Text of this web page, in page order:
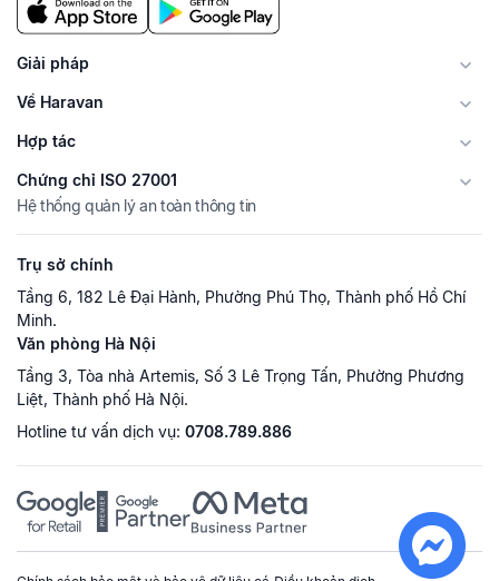
Giải pháp
Về Haravan
Hợp tác
Chứng chỉ ISO 27001
Hệ thống quản lý an toàn thông tin
Trụ sở chính
Tầng 6, 182 Lê Đại Hành, Phường Phú Thọ, Thành phố Hồ Chí
Minh.
Văn phòng Hà Nội
Tầng 3, Tòa nhà Artemis, Số 3 Lê Trọng Tấn, Phường Phương
Liệt, Thành phố Hà Nội.
Hotline tư vấn dịch vụ: 0708.789.886